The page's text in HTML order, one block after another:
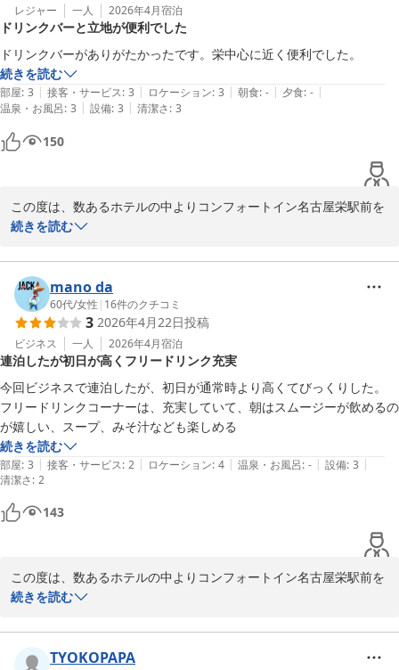
特に混雑が予想される朝の時間につきましては下り限定で、午前11
時まで非常階段を解放しております。
お手荷物が多い場合はご利用いただきにくいと存じますが、こちら
もご活用いただけましたら幸いでございます。
また、名古屋にお越しの際はコンフォートイン名古屋栄駅前を何卒
よろしくお願い申し上げます。
コンフォートイン名古屋栄駅前
レジャー 一人 2026年4月宿泊
ドリンクバーと立地が便利でした
ドリンクバーがありがたかったです。栄中心に近く便利でした。
続きを読む
部屋: 3 | 接客・サービス: 3 | ロケーション: 3 | 朝食: - | 夕食: - |
温泉・お風呂: 3 | 設備: 3 | 清潔さ: 3
150
この度は、数あるホテルの中よりコンフォートイン名古屋栄駅前を
お選びいただき、誠にありがとうございます。
す。
ウェルカムドリンクサービスでは、6時30分〜24時までの間、お好
きな時間にお好きなだけ豆から挽いたコーヒーやソフトドリンク、
スープを召し上がっていただけます。
朝6時30分〜9時30分の間にはスムージーも登場します。
当ホテルは名古屋市営地下鉄東山線、名城線「栄」駅２番出口から
徒歩1分の場所にあり、観光やビジネスにも便利な立地にございま
す。
これからも全てのお客様にご満足いただけるようサービスに磨きを
かけて参ります。
今後ともコンフォートイン名古屋栄駅前ならびに全国のコンフォー
コンフォートイン名古屋栄駅前
続きを読む
mano da
60代/女性 | 16件のクチコミ
3 2026年4月22日投稿
ビジネス 一人 2026年4月宿泊
連泊したが初日が高くフリードリンク充実
今回ビジネスで連泊したが、初日が通常時より高くてびっくりした。
フリードリンクコーナーは、充実していて、朝はスムージーが飲めるの
が嬉しい、スープ、みそ汁なども楽しめる
続きを読む
部屋: 3 | 接客・サービス: 2 | ロケーション: 4 | 温泉・お風呂: - | 設備: 3 |
清潔さ: 2
143
この度は、数あるホテルの中よりコンフォートイン名古屋栄駅前を
お選びいただき、誠にありがとうございます。
す。
続きを読む
TYOKOPAPA